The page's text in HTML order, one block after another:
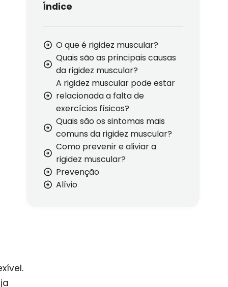
Índice
O que é rigidez muscular?
Quais são as principais causas
da rigidez muscular?
A rigidez muscular pode estar
relacionada a falta de
exercícios físicos?
Quais são os sintomas mais
comuns da rigidez muscular?
Como prevenir e aliviar a
rigidez muscular?
Prevenção
Alívio